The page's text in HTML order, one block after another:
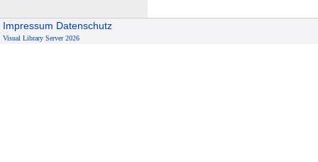
Impressum Datenschutz
Visual Library Server 2026